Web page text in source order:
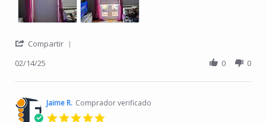
Compartir
02/14/25 0 0
Jaime R. Comprador verificado